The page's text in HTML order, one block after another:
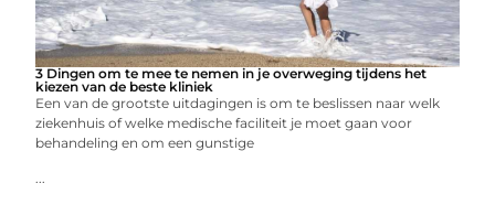
3 Dingen om te mee te nemen in je overweging tijdens het
kiezen van de beste kliniek
Een van de grootste uitdagingen is om te beslissen naar welk
ziekenhuis of welke medische faciliteit je moet gaan voor
behandeling en om een ​​gunstige
...